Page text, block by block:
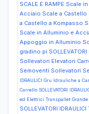
SCALE E RAMPE Scale
Acciaio Scale a Castello
a Castello a Kompasso
Scale in Alluminio e
Appoggio in Alluminio
gradino pi
Sollevatori Elevatori
Semoventi Sollevatori
IDRAULICI Gru Idrauliche a
Carrello SOLLEVATORI
ed Elettrici Transpallet
SOLLEVATORI